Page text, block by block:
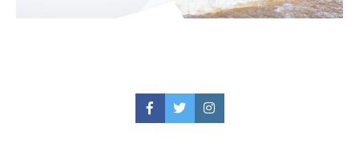
FacebookTwitterInstagram